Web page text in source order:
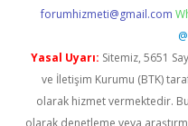
forumhizmeti@gmail.com
Yasal Uyarı: Sitemiz, 5651
ve İletişim Kurumu (BTK)
olarak hizmet vermektedir.
olarak denetleme veya